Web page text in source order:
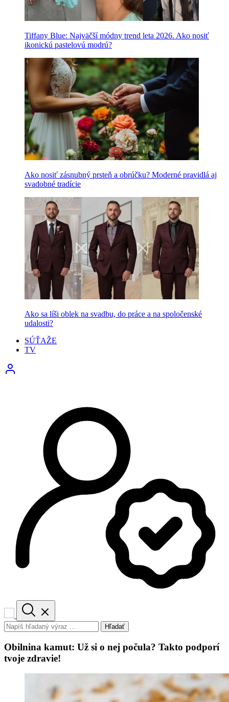
Tiffany Blue: Najväčší módny trend leta 2026. Ako nosiť
ikonickú pastelovú modrú?
Ako nosiť zásnubný prsteň a obrúčku? Moderné pravidlá aj
svadobné tradície
Ako sa líši oblek na svadbu, do práce a na spoločenské
udalosti?
SÚŤAŽE
TV
Hľadať
Obilnina kamut: Už si o nej počula? Takto podporí
tvoje zdravie!